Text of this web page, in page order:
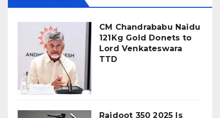
CM Chandrababu Naidu
121Kg Gold Donets to
Lord Venkateswara
TTD
Rajdoot 350 2025 Is